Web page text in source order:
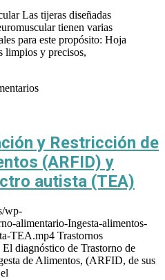
Las tijeras diseñadas
tienen varias
para este propósito: Hoja
limpios y precisos,
y Restricción de
(ARFID) y
autista (TEA)
wp-
alimentario-Ingesta-alimentos-
TEA.mp4 Trastornos
diagnóstico de Trastorno de
de Alimentos, (ARFID, de sus